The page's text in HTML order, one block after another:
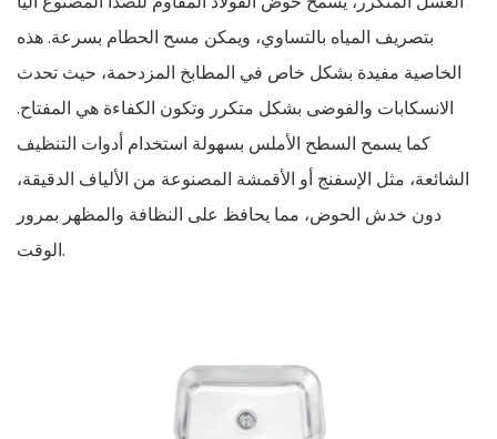
بتصريف المياه بالتساوي، ويمكن مسح الحطام بسرعة. هذه
الخاصية مفيدة بشكل خاص في المطابخ المزدحمة، حيث تحدث
الانسكابات والفوضى بشكل متكرر وتكون الكفاءة هي المفتاح.
كما يسمح السطح الأملس بسهولة استخدام أدوات التنظيف
الشائعة، مثل الإسفنج أو الأقمشة المصنوعة من الألياف الدقيقة،
دون خدش الحوض، مما يحافظ على النظافة والمظهر بمرور
الوقت.